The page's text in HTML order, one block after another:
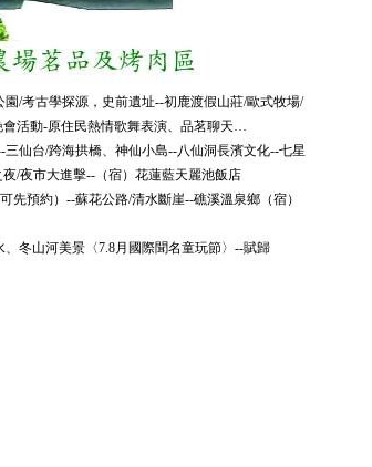
/考古學探源，史前遺址--初鹿渡假山莊/歐式牧場/
活動-原住民熱情歌舞表演、品茗聊天…
仙台/跨海拱橋、神仙小島--八仙洞長濱文化--七星
/夜市大進擊--（宿）花蓮藍天麗池飯店
先預約）--蘇花公路/清水斷崖--礁溪溫泉鄉（宿）
冬山河美景〈7.8月國際聞名童玩節〉--賦歸